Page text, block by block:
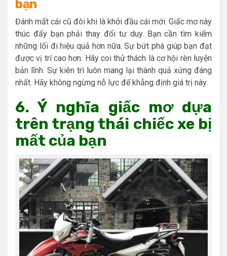
bạn
Đánh mất cái cũ đôi khi là khởi đầu cái mới. Giấc mơ này
thúc đẩy bạn phải thay đổi tư duy. Bạn cần tìm kiếm
những lối đi hiệu quả hơn nữa. Sự bứt phá giúp bạn đạt
được vị trí cao hơn. Hãy coi thử thách là cơ hội rèn luyện
bản lĩnh. Sự kiên trì luôn mang lại thành quả xứng đáng
nhất. Hãy không ngừng nỗ lực để khẳng định giá trị này.
6. Ý nghĩa giấc mơ dựa
trên trạng thái chiếc xe bị
mất của bạn